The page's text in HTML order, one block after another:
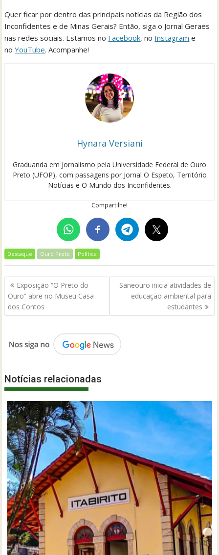
Quer ficar por dentro das principais notícias da Região dos
Inconfidentes e de Minas Gerais? Então, siga o Jornal Geraes
nas redes sociais. Estamos no Facebook, no Instagram e
noYouTube. Acompanhe!
Hynara Versiani
Graduanda em Jornalismo pela Universidade Federal de Ouro
Preto (UFOP), com passagens por Jornal O Espeto, Território
Notícias e O Mundo dos Inconfidentes.
Compartilhe!
Destaque Ouro Preto Política
Navegação
de
Post
Exposição “O Preto do
Ouro” abre no Museu Casa
dos Contos
Saneouro inicia atividades de
educação ambiental para
estudantes
Notícias relacionadas